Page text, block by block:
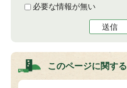
必要な情報が無い
送信
このページに関する